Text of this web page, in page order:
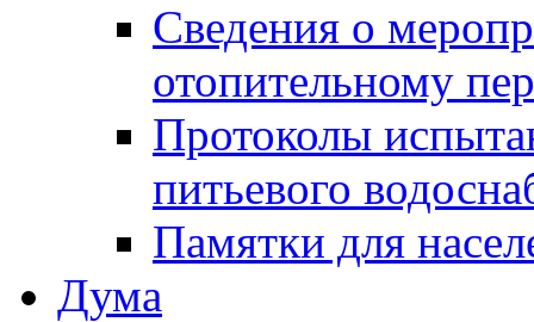
Сведения о
отопительному
Протоколы
питьевого
Памятки для
Дума